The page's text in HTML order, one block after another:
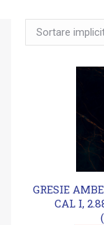
GRESIE
CAL I,